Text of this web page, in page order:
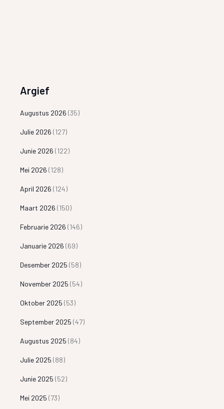
Argief
Augustus 2026 (35)
Julie 2026 (127)
Junie 2026 (122)
Mei 2026 (128)
April 2026 (124)
Maart 2026 (150)
Februarie 2026 (146)
Januarie 2026 (69)
Desember 2025 (58)
November 2025 (54)
Oktober 2025 (53)
September 2025 (47)
Augustus 2025 (84)
Julie 2025 (88)
Junie 2025 (52)
Mei 2025 (73)